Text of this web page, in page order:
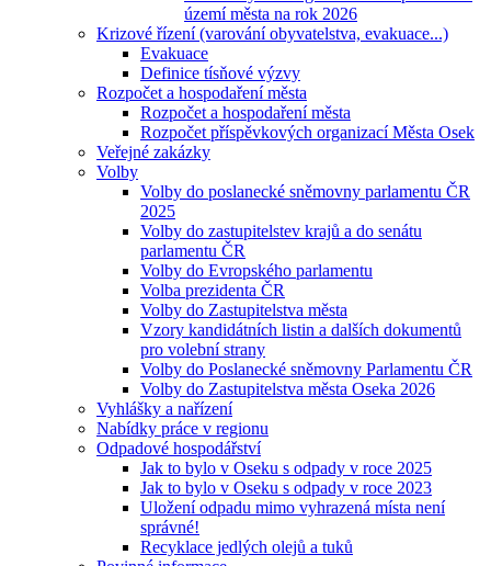
území města na rok 2026
Krizové řízení (varování obyvatelstva, evakuace...)
Evakuace
Definice tísňové výzvy
Rozpočet a hospodaření města
Rozpočet a hospodaření města
Rozpočet příspěvkových organizací Města Osek
Veřejné zakázky
Volby
Volby do poslanecké sněmovny parlamentu ČR
2025
Volby do zastupitelstev krajů a do senátu
parlamentu ČR
Volby do Evropského parlamentu
Volba prezidenta ČR
Volby do Zastupitelstva města
Vzory kandidátních listin a dalších dokumentů
pro volební strany
Volby do Poslanecké sněmovny Parlamentu ČR
Volby do Zastupitelstva města Oseka 2026
Vyhlášky a nařízení
Nabídky práce v regionu
Odpadové hospodářství
Jak to bylo v Oseku s odpady v roce 2025
Jak to bylo v Oseku s odpady v roce 2023
Uložení odpadu mimo vyhrazená místa není
správné!
Recyklace jedlých olejů a tuků